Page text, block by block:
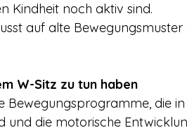
Kindheit noch aktiv sind.
auf alte Bewegungsmuster
W-Sitz zu tun haben
Bewegungsprogramme, die
die motorische